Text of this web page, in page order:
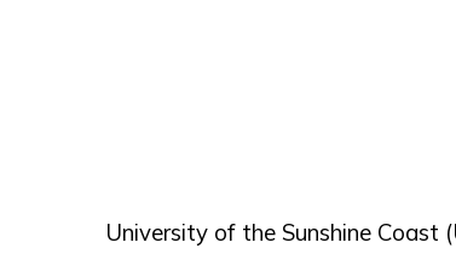
University of the Sunshine Coast